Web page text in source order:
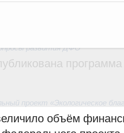
посвящённой
труда
развития ДФО
проект «Экологическое
объём